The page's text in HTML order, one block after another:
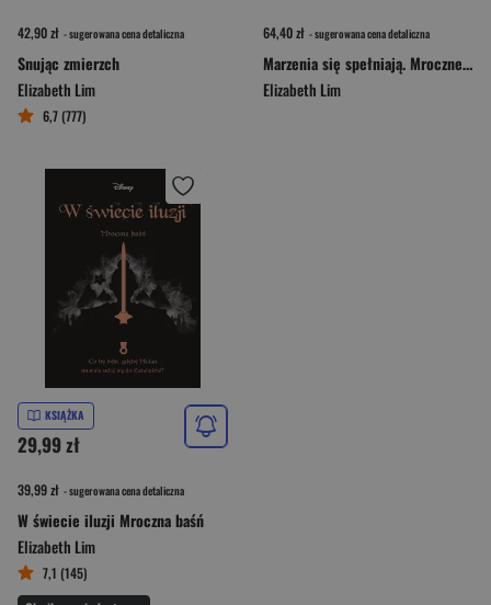
42,90 zł - sugerowana cena detaliczna
Snując zmierzch
Elizabeth Lim
6,7 (777)
64,40 zł - sugerowana cena detaliczna
Marzenia się spełniają. Mroczne opowieści (edycja kolekcjonerska)
Elizabeth Lim
KSIĄŻKA
29,99 zł
39,99 zł - sugerowana cena detaliczna
W świecie iluzji Mroczna baśń
Elizabeth Lim
7,1 (145)